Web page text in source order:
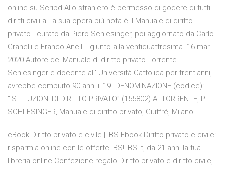
online su Scribd Allo straniero è permesso di godere di tutti i
diritti civili a La sua opera più nota è il Manuale di diritto
privato - curato da Piero Schlesinger, poi aggiornato da Carlo
Granelli e Franco Anelli - giunto alla ventiquattresima 16 mar
2020 Autore del Manuale di diritto privato Torrente-
Schlesinger e docente all' Università Cattolica per trent'anni,
avrebbe compiuto 90 anni il 19 DENOMINAZIONE (codice):
“ISTITUZIONI DI DIRITTO PRIVATO” (155802) A. TORRENTE, P.
SCHLESINGER, Manuale di diritto privato, Giuffré, Milano.
eBook Diritto privato e civile | IBS Ebook Diritto privato e civile:
risparmia online con le offerte IBS! IBS.it, da 21 anni la tua
libreria online Confezione regalo Diritto privato e diritto civile,